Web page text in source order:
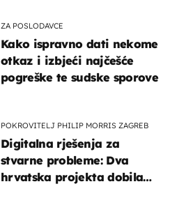
ZA POSLODAVCE
Kako ispravno dati nekome
otkaz i izbjeći najčešće
pogreške te sudske sporove
POKROVITELJ PHILIP MORRIS ZAGREB
Digitalna rješenja za
stvarne probleme: Dva
hrvatska projekta dobila